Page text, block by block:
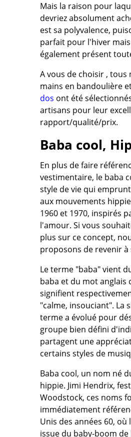
Mais la raison pour
devriez absolument
est sa polyvalence,
parfait pour l'hiver
également présent
A vous de choisir , tous
mains en bandoulière
dos ont été
artisans pour leur
rapport/qualité/prix.
Baba cool,
En plus de faire
vestimentaire, le baba
style de vie qui
aux mouvements
1960 et 1970, inspirés
l'amour. Si vous
plus sur ce concept,
proposons de revenir à
Le terme "baba" vient
baba et du mot anglais
signifient
"calme, insouciant". La
terme a évolué pour
groupe bien défini
partagent une
certains styles de
Baba cool, un nom né
hippie. Jimi Hendrix,
Woodstock, ces noms
immédiatement
Unis des années 60, où
issue du baby-boom